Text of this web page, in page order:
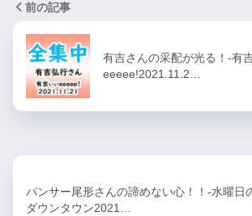
前の記事
有吉さんの采配が光る！-有
eeeee!2021.11.2…
パンサー尾形さんの諦めない心！！-水曜日
ダウンタウン2021…